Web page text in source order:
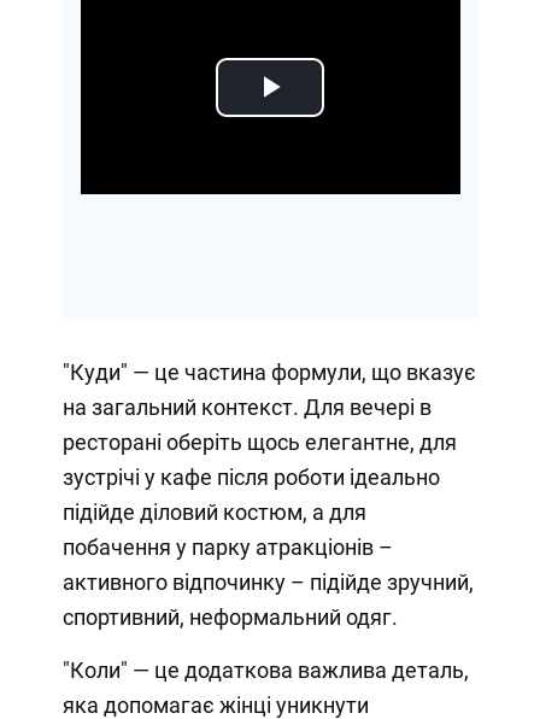
Play
"Куди" — це частина формули, що вказує
на загальний контекст. Для вечері в
ресторані оберіть щось елегантне, для
зустрічі у кафе після роботи ідеально
підійде діловий костюм, а для
побачення у парку атракціонів –
активного відпочинку – підійде зручний,
спортивний, неформальний одяг.
"Коли" — це додаткова важлива деталь,
яка допомагає жінці уникнути